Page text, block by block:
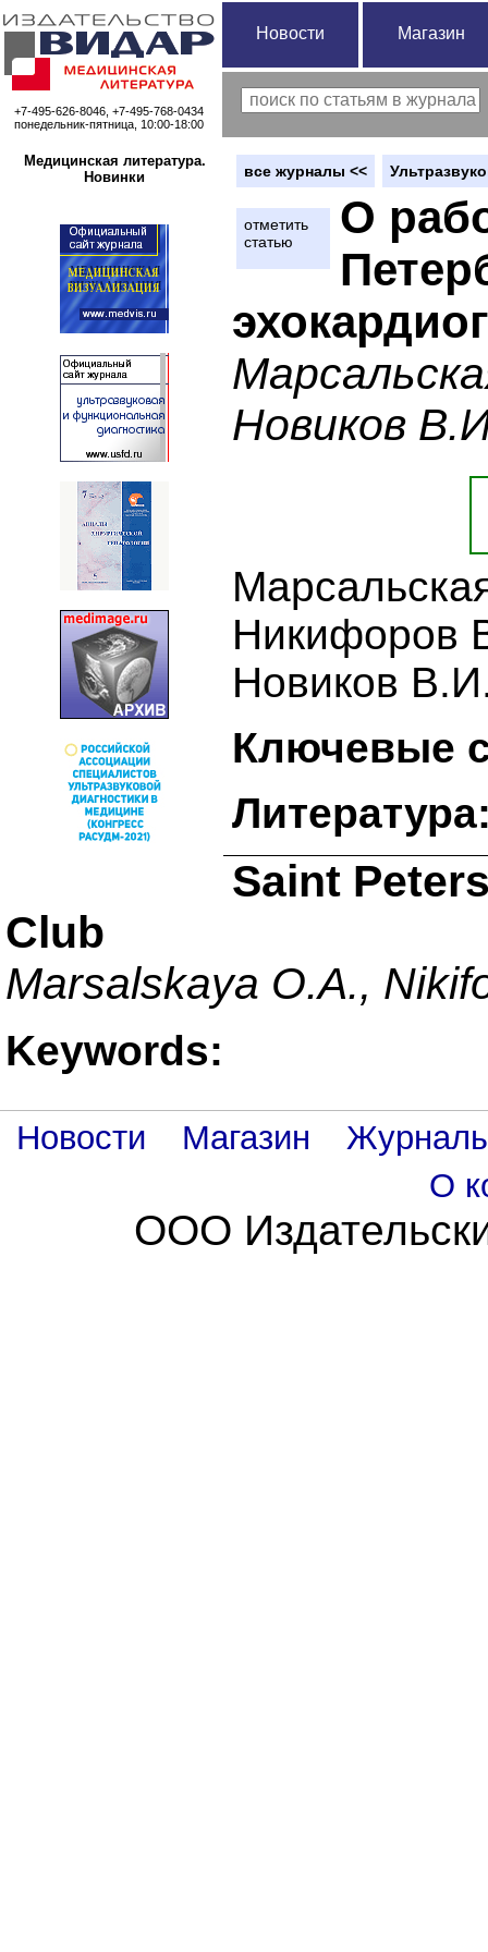
+7-495-626-8046, +7-495-768-0434
понедельник-пятница, 10:00-18:00
Новости Магазин
Медицинская литература.
Новинки
вce журналы <<
отметить
статью
О
Новиков
Никифоров
Новиков
Ключевые
Saint
Club
Marsalskaya O.A.,
Keywords:
Новости Магазин
О
ООО